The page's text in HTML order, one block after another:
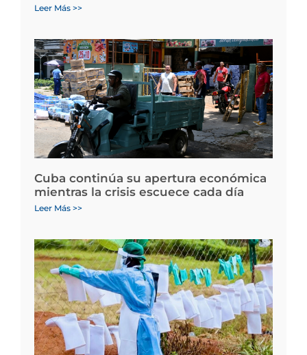
Leer Más >>
Cuba continúa su apertura económica
mientras la crisis escuece cada día
Leer Más >>